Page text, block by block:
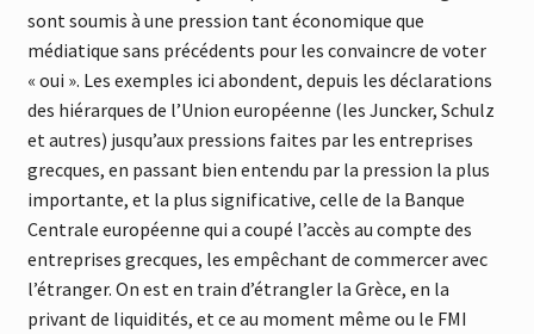
sont soumis à une pression tant économique que
médiatique sans précédents pour les convaincre de voter
« oui ». Les exemples ici abondent, depuis les déclarations
des hiérarques de l’Union européenne (les Juncker, Schulz
et autres) jusqu’aux pressions faites par les entreprises
grecques, en passant bien entendu par la pression la plus
importante, et la plus significative, celle de la Banque
Centrale européenne qui a coupé l’accès au compte des
entreprises grecques, les empêchant de commercer avec
l’étranger. On est en train d’étrangler la Grèce, en la
privant de liquidités, et ce au moment même ou le FMI